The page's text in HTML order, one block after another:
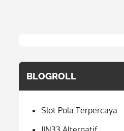
BLOGROLL
Slot Pola Terpercaya